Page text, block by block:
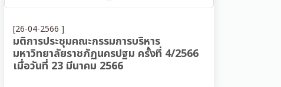
[26-04-2566 ]
มติการประชุมคณะกรรมการบริหาร
มหาวิทยาลัยราชภัฏนครปฐม ครั้งที่ 4/2566
เมื่อวันที่ 23 มีนาคม 2566